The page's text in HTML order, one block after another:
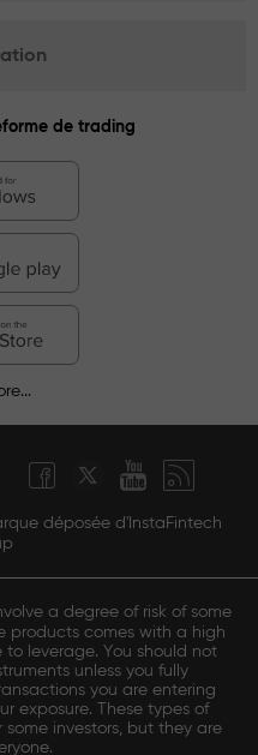
de trading
déposée d'InstaFintech
a degree of risk of some
products comes with a high
to leverage. You should not
unless you fully
you are entering
exposure. These types of
investors, but they are